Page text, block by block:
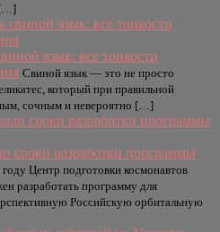
[…]
язык: все тонкости
Свиной язык — это не просто
который при правильной
сочным и невероятно […]
сроки разработки программы
Центр подготовки космонавтов
разработать программу для
Российскую орбитальную